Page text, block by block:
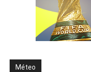
Méteo